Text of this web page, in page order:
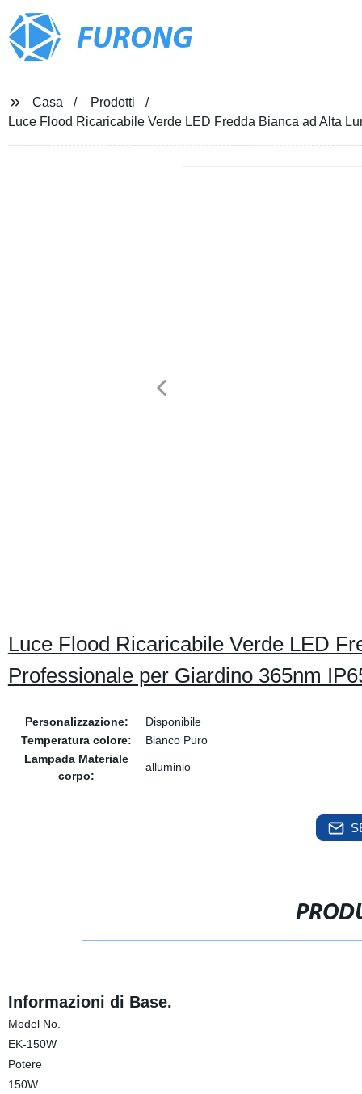
FURONG
Casa
Prodotti
Luce Flood Ricaricabile Verde LED Fredda Bianca ad Alta
Luce Flood Ricaricabile Verde LED
Professionale per Giardino 365nm
Personalizzazione:
Disponibile
Temperatura colore:
Bianco Puro
Lampada Materiale
corpo:
alluminio
Informazioni di Base.
Model No.
EK-150W
Potere
150W